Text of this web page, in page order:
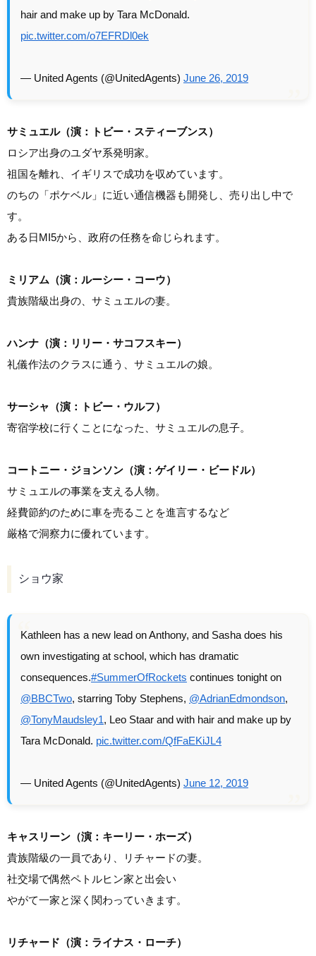
hair and make up by Tara McDonald.
pic.twitter.com/o7EFRDl0ek
— United Agents (@UnitedAgents) June 26, 2019
サミュエル（演：トビー・スティーブンス）
ロシア出身のユダヤ系発明家。
祖国を離れ、イギリスで成功を収めています。
のちの「ポケベル」に近い通信機器も開発し、売り出し中で
す。
ある日MI5から、政府の任務を命じられます。
ミリアム（演：ルーシー・コーウ）
貴族階級出身の、サミュエルの妻。
ハンナ（演：リリー・サコフスキー）
礼儀作法のクラスに通う、サミュエルの娘。
サーシャ（演：トビー・ウルフ）
寄宿学校に行くことになった、サミュエルの息子。
コートニー・ジョンソン（演：ゲイリー・ビードル）
サミュエルの事業を支える人物。
経費節約のために車を売ることを進言するなど
厳格で洞察力に優れています。
ショウ家
Kathleen has a new lead on Anthony, and Sasha does his
own investigating at school, which has dramatic
consequences.#SummerOfRockets continues tonight on
@BBCTwo, starring Toby Stephens, @AdrianEdmondson,
@TonyMaudsley1, Leo Staar and with hair and make up by
Tara McDonald. pic.twitter.com/QfFaEKiJL4
— United Agents (@UnitedAgents) June 12, 2019
キャスリーン（演：キーリー・ホーズ）
貴族階級の一員であり、リチャードの妻。
社交場で偶然ペトルヒン家と出会い
やがて一家と深く関わっていきます。
リチャード（演：ライナス・ローチ）